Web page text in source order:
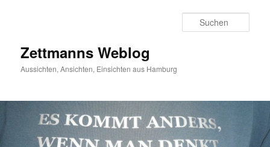
Zettmanns Weblog
Aussichten, Ansichten, Einsichten aus Hamburg